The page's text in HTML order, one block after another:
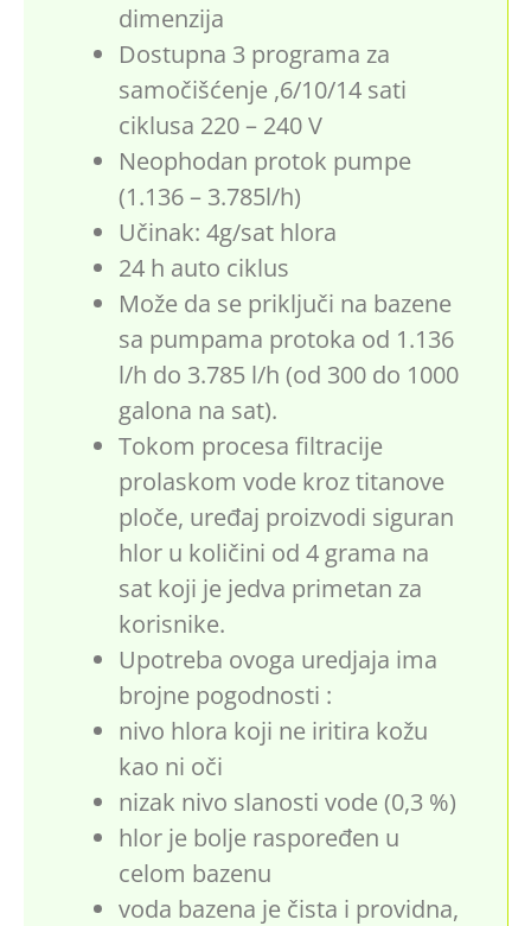
dimenzija
Dostupna 3 programa za
samočišćenje ,6/10/14 sati
ciklusa 220 – 240 V
Neophodan protok pumpe
(1.136 – 3.785l/h)
Učinak: 4g/sat hlora
24 h auto ciklus
Može da se priključi na bazene
sa pumpama protoka od 1.136
l/h do 3.785 l/h (od 300 do 1000
galona na sat).
Tokom procesa filtracije
prolaskom vode kroz titanove
ploče, uređaj proizvodi siguran
hlor u količini od 4 grama na
sat koji je jedva primetan za
korisnike.
Upotreba ovoga uredjaja ima
brojne pogodnosti :
nivo hlora koji ne iritira kožu
kao ni oči
nizak nivo slanosti vode (0,3 %)
hlor je bolje raspoređen u
celom bazenu
voda bazena je čista i providna,